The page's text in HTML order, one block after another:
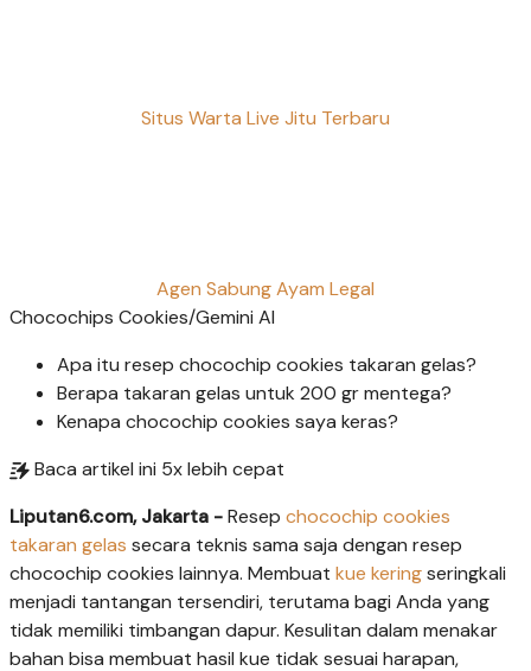
Situs Warta Live Jitu Terbaru
Agen Sabung Ayam Legal
Chocochips Cookies/Gemini AI
Apa itu resep chocochip cookies takaran gelas?
Berapa takaran gelas untuk 200 gr mentega?
Kenapa chocochip cookies saya keras?
Baca artikel ini 5x lebih cepat
Liputan6.com, Jakarta -Resep chocochip cookies
takaran gelas secara teknis sama saja dengan resep
chocochip cookies lainnya. Membuat kue keringseringkali
menjadi tantangan tersendiri, terutama bagi Anda yang
tidak memiliki timbangan dapur. Kesulitan dalam menakar
bahan bisa membuat hasil kue tidak sesuai harapan,